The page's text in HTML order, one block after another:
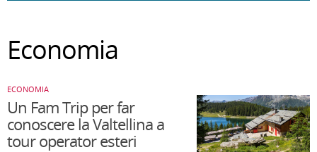
CULTURA E SPETTACOLI POLITICA
DELLE IDEE FATTI DELLO SPIRITO
Economia
ECONOMIA
Un Fam Trip per far
conoscere la Valtellina a
tour operator esteri